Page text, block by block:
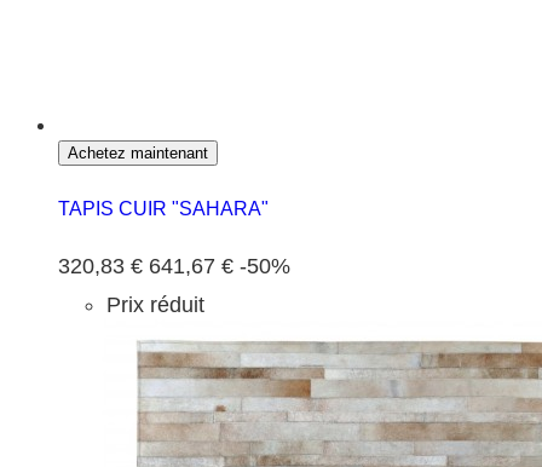
Achetez maintenant
TAPIS CUIR "SAHARA"
320,83 € 641,67 € -50%
Prix réduit